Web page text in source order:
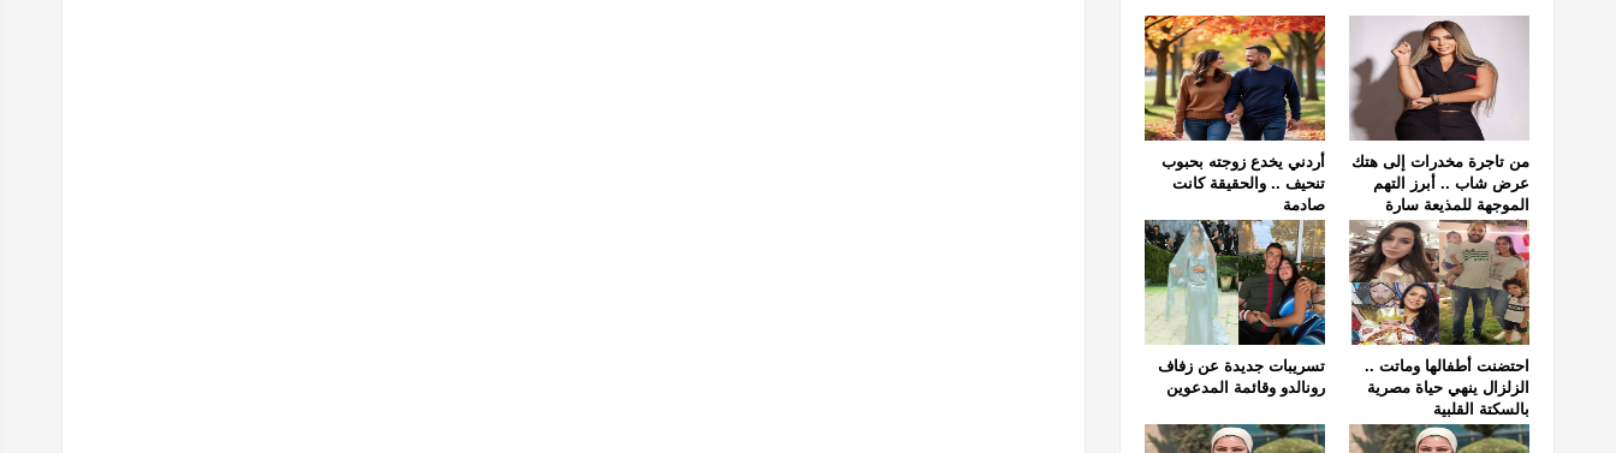
أردني يخدع زوجته بحبوب
تنحيف .. والحقيقة كانت
صادمة
من تاجرة مخدرات إلى هتك
عرض شاب .. أبرز التهم
الموجهة للمذيعة سارة
خليفة
تسريبات جديدة عن زفاف
رونالدو وقائمة المدعوين
احتضنت أطفالها وماتت ..
الزلزال ينهي حياة مصرية
بالسكتة القلبية